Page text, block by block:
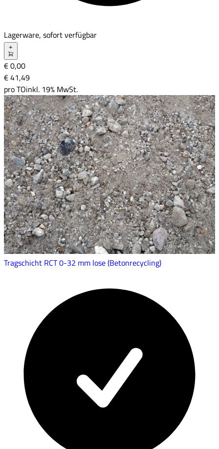
Lagerware, sofort verfügbar
€ 0,00
€ 41,49
proTOinkl. 19% MwSt.
Tragschicht RCT 0-32 mm lose (Betonrecycling)